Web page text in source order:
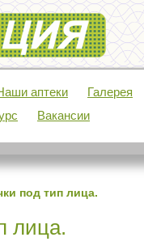
аптеки Галерея
Вакансии
под тип лица.
лица.